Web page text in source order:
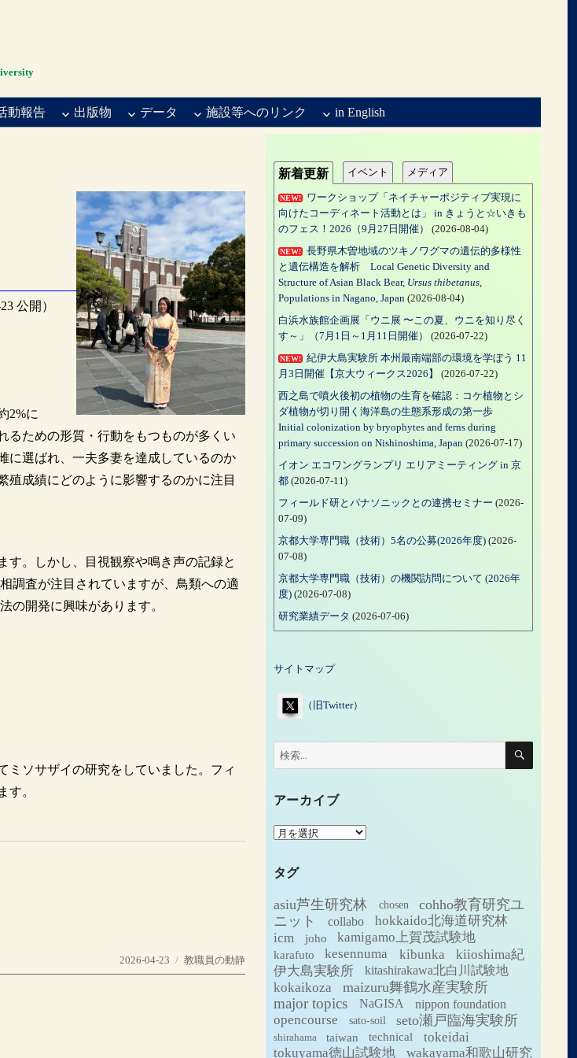
動報告 出版物 データ 施設等へのリンク in English
公開）
2%に
るための形質・行動をもつものが多くい
に選ばれ、一夫多妻を達成しているのか
殖成績にどのように影響するのかに注目
。しかし、目視観察や鳴き声の記録と
調査が注目されていますが、鳥類への適
の開発に興味があります。
ソサザイの研究をしていました。フィ
す。
投
稿
2026-04-23
カ
テ
教職員の動静
新着更新 イベント メディア
NEW!
ワークショップ「ネイチャーポジティブ実現に
向けたコーディネート活動とは」 in きょうと☆いきも
のフェス！2026（9月27日開催）
(2026-08-04)
NEW!
長野県木曽地域のツキノワグマの遺伝的多様性
と遺伝構造を解析 Local Genetic Diversity and
Structure of Asian Black Bear, Ursus thibetanus,
Populations in Nagano, Japan (2026-08-04)
白浜水族館企画展「ウニ展 〜この夏、ウニを知り尽く
す～」（7月1日～1月11日開催）
(2026-07-22)
NEW!
紀伊大島実験所 本州最南端部の環境を学ぼう 11
月3日開催【京大ウィークス2026】
(2026-07-22)
西之島で噴火後初の植物の生育を確認：コケ植物とシ
ダ植物が切り開く海洋島の生態系形成の第一歩
Initial colonization by bryophytes and ferns during
primary succession on Nishinoshima, Japan (2026-07-17)
イオン エコワングランプリ エリアミーティング in 京
都(2026-07-11)
フィールド研とパナソニックとの連携セミナー (2026-
07-09)
京都大学専門職（技術）5名の公募(2026年度)(2026-
07-08)
京都大学専門職（技術）の機関訪問について (2026年
度)(2026-07-08)
研究業績データ (2026-07-06)
サイトマップ
（旧Twitter）
検
検
アーカイブ
ア
カ
イ
タグ
asiu芦生研究林 chosen
cohho教育研究ユ
ニット
collabo hokkaido北海道研究林
icm joho kamigamo上賀茂試験地
karafuto kesennuma kibunka
kiioshima紀
伊大島実験所
kitashirakawa北白川試験地
kokaikoza maizuru舞鶴水産実験所
major topics NaGISA nippon foundation
opencourse sato-soil seto瀬戸臨海実験所
shirahama taiwan technical
tokeidai
tokuyama徳山試験地
wakayama和歌山研究